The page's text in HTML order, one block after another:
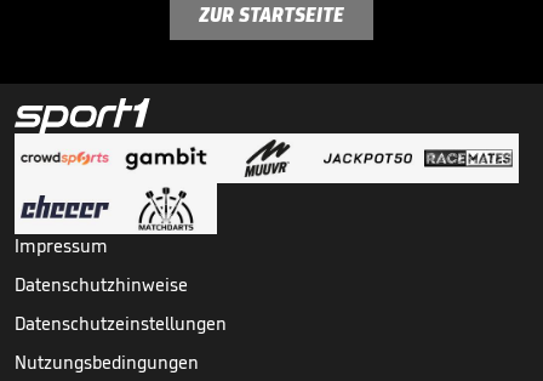
ZUR STARTSEITE
Impressum
Datenschutzhinweise
Datenschutzeinstellungen
Nutzungsbedingungen